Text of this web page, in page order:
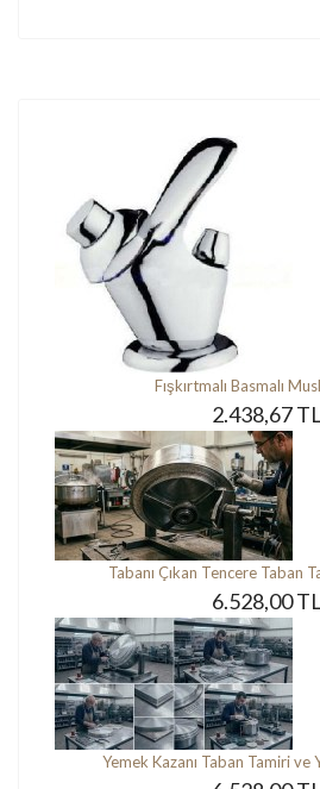
Fışkırtmalı Basmalı
2.438,67 TL
Tabanı Çıkan Tencere Taban
6.528,00 TL
Yemek Kazanı Taban Tamiri ve